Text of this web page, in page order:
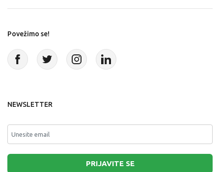
Povežimo se!
NEWSLETTER
PRIJAVITE SE